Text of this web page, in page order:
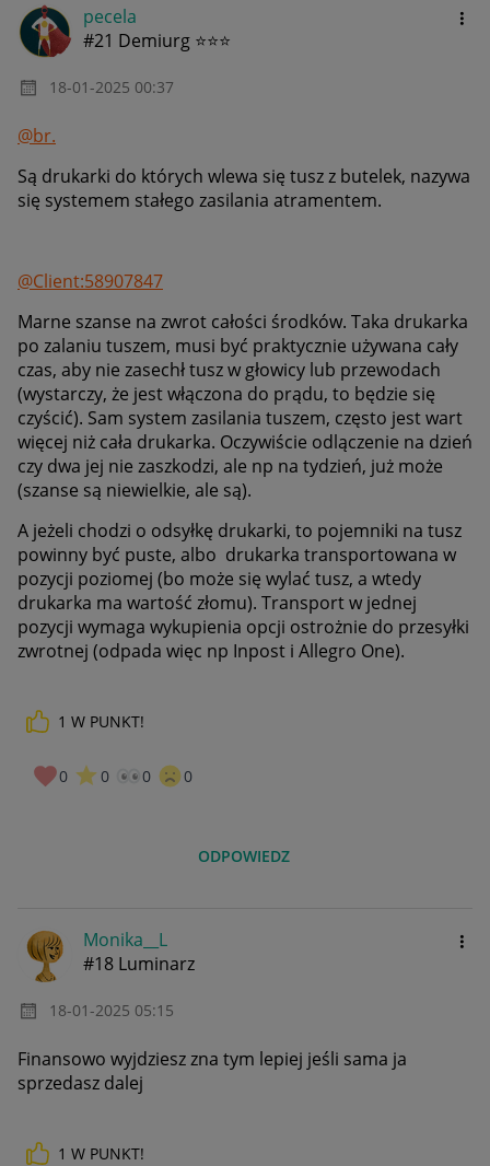
pecela
#21 Demiurg ⭐⭐⭐
‎18-01-2025 00:37
@br.
Są drukarki do których wlewa się tusz z butelek, nazywa
się systemem stałego zasilania atramentem.
@Client:58907847
Marne szanse na zwrot całości środków. Taka drukarka
po zalaniu tuszem, musi być praktycznie używana cały
czas, aby nie zasechł tusz w głowicy lub przewodach
(wystarczy, że jest włączona do prądu, to będzie się
czyścić). Sam system zasilania tuszem, często jest wart
więcej niż cała drukarka. Oczywiście odlączenie na dzień
czy dwa jej nie zaszkodzi, ale np na tydzień, już może
(szanse są niewielkie, ale są).
A jeżeli chodzi o odsyłkę drukarki, to pojemniki na tusz
powinny być puste, albo drukarka transportowana w
pozycji poziomej (bo może się wylać tusz, a wtedy
drukarka ma wartość złomu). Transport w jednej
pozycji wymaga wykupienia opcji ostrożnie do przesyłki
zwrotnej (odpada więc np Inpost i Allegro One).
1 W PUNKT!
0 0 0 0
ODPOWIEDZ
Monika__L
#18 Luminarz
‎18-01-2025 05:15
Finansowo wyjdziesz zna tym lepiej jeśli sama ja
sprzedasz dalej
1 W PUNKT!